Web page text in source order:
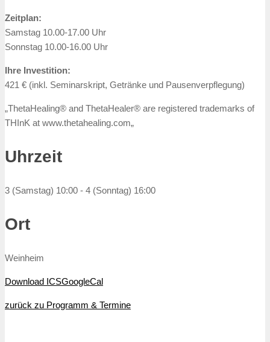
Zeitplan:
Samstag 10.00-17.00 Uhr
Sonnstag 10.00-16.00 Uhr
Ihre Investition:
421 € (inkl. Seminarskript, Getränke und Pausenverpflegung)
„ThetaHealing® and ThetaHealer® are registered trademarks of
THInK at www.thetahealing.com„
Uhrzeit
3 (Samstag) 10:00 - 4 (Sonntag) 16:00
Ort
Weinheim
Download ICSGoogleCal
zurück zu Programm & Termine